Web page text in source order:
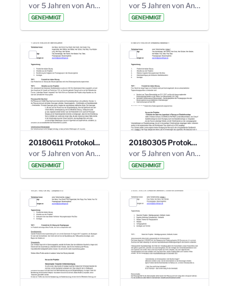
vor 5 Jahren von Anni Schlumberger
GENEHMIGT
vor 5 Jahren von Anni Schlumberger
GENEHMIGT
20180611 Protokoll 23. Steuerungskreis.pdf
vor 5 Jahren von Anni Schlumberger
GENEHMIGT
20180305 Protokoll 22. Steuerungskreis.pdf
vor 5 Jahren von Anni Schlumberger
GENEHMIGT